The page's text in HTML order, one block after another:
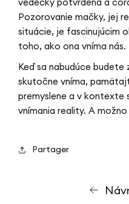
Pozorovanie mačky, jej
situácie, je fascinujúcim
toho, ako ona vníma nás.
Keď sa nabudúce budete
skutočne vníma,
premyslene a v kontexte
vnímania reality. A
Partager